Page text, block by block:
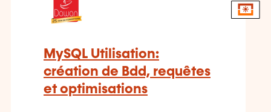
MySQL Utilisation:
création de Bdd, requêtes
et optimisations